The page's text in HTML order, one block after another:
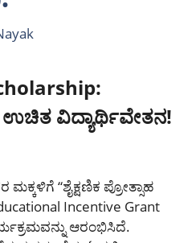
ವಿದ್ಯಾರ್ಥಿವೇತನ!
“ಶೈಕ್ಷಣಿಕ ಪ್ರೋತ್ಸಾಹ
Incentive Grant
ಆರಂಭಿಸಿದೆ.